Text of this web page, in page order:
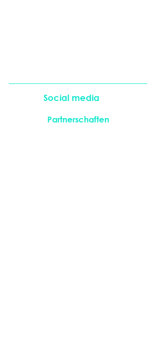
Social media
Partnerschaften